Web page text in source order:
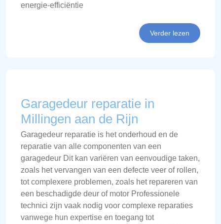
energie-efficiëntie
Verder lezen
Garagedeur reparatie in
Millingen aan de Rijn
Garagedeur reparatie is het onderhoud en de
reparatie van alle componenten van een
garagedeur Dit kan variëren van eenvoudige taken,
zoals het vervangen van een defecte veer of rollen,
tot complexere problemen, zoals het repareren van
een beschadigde deur of motor Professionele
technici zijn vaak nodig voor complexe reparaties
vanwege hun expertise en toegang tot